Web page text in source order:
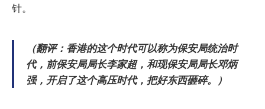
针。
（翻评：香港的这个时代可以称为保安局统治时
代，前保安局局长李家超，和现保安局局长邓炳
强，开启了这个高压时代，把好东西砸碎。）